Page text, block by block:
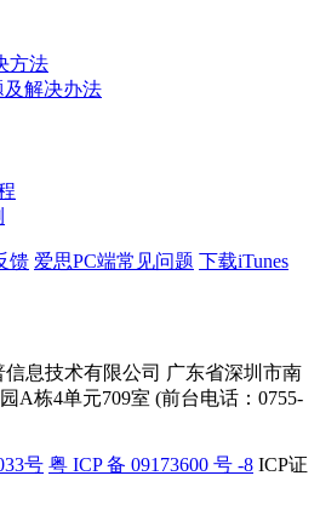
方法
及解决办法
馈 爱思PC端常见问题 下载iTunes
息技术有限公司 广东省深圳市南
A栋4单元709室 (前台电话：0755-
号 粤 ICP 备 09173600 号 -8 ICP证